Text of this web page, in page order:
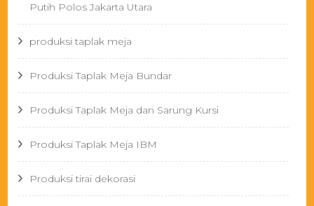
Putih Polos Jakarta Utara
produksi taplak meja
Produksi Taplak Meja Bundar
Produksi Taplak Meja dan Sarung Kursi
Produksi Taplak Meja IBM
Produksi tirai dekorasi